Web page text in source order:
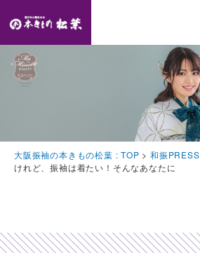
Feature
本きもの松葉の特徴
Collection
大阪振袖の本きもの松葉 : TOP >和振PRESS
けれど、振袖は着たい！そんなあなたに